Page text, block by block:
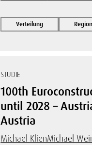
Verteilung
STUDIE
100th
until 2028 –
Austria
Michael KlienMichael